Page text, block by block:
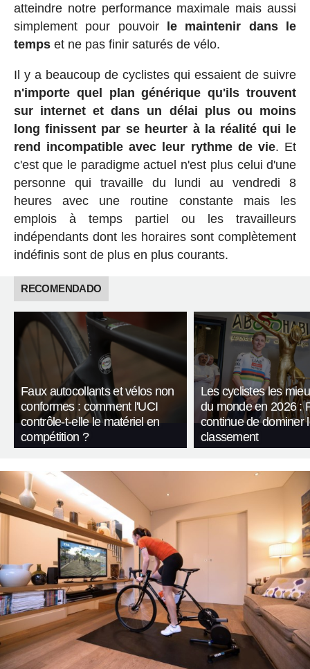
atteindre notre performance maximale mais aussi
simplement pour pouvoir le maintenir dans le
tempset ne pas finir saturés de vélo.
Il y a beaucoup de cyclistes qui essaient de suivre
n'importe quel plan générique qu'ils trouvent
sur internet et dans un délai plus ou moins
long finissent par se heurter à la réalité qui le
rend incompatible avec leur rythme de vie. Et
c'est que le paradigme actuel n'est plus celui d'une
personne qui travaille du lundi au vendredi 8
heures avec une routine constante mais les
emplois à temps partiel ou les travailleurs
indépendants dont les horaires sont complètement
indéfinis sont de plus en plus courants.
RECOMENDADO
Faux autocollants et vélos non
conformes : comment l'UCI
contrôle-t-elle le matériel en
compétition ?
Les cyclistes les
du monde en 2026 :
continue de dominer
classement